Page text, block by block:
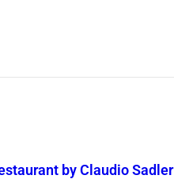
by Claudio Sadler